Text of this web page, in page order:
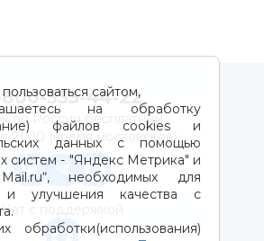
сайтом,
на обработку
файлов cookies и
данных с помощью
систем - "Яндекс Метрика" и
необходимых для
и улучшения качества с
обработки(использования)
333-44-22
по России бесплатный
21:00 (время московское)
Чат с поддержкой